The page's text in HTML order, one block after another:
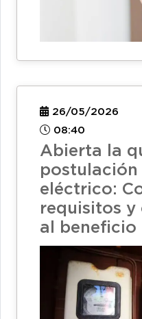
26/05/2026
08:40
Abierta la
postulación
eléctrico:
requisitos y
al beneficio